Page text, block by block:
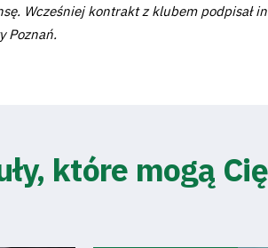
Wcześniej kontrakt z klubem podpisał
Poznań.
które mogą